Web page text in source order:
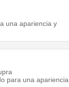
una apariencia y
para una apariencia